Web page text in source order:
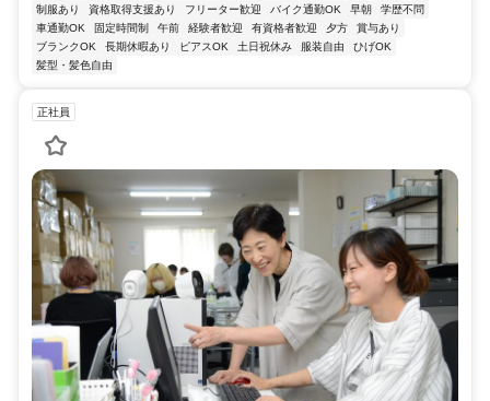
制服あり 資格取得支援あり フリーター歓迎 バイク通勤OK 早朝
学歴不問
車通勤OK
固定時間制 午前 経験者歓迎 有資格者歓迎 夕方
賞与あり
ブランクOK
長期休暇あり ピアスOK 土日祝休み 服装自由
ひげOK
髪型・髪色自由
正社員